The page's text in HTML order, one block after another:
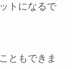
トになるで
ともできま